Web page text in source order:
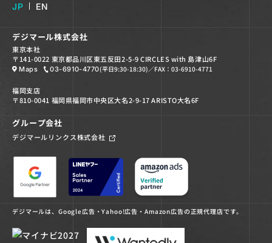
JP EN
デジマール株式会社
東京本社
〒141-0022 東京都品川区東五反田2-5-9 CIRCLES with 島津山6F
Maps 03-6910-4770(平日9:30-18:30) ／FAX：03-6910-4771
福岡支店
〒810-0041 福岡県福岡市中央区大名2-9-17 ARISTO大名6F
グループ会社
デジマールリンクス株式会社
デジマールは、Google広告・Yahoo!広告・Amazon広告の正規代理店です。